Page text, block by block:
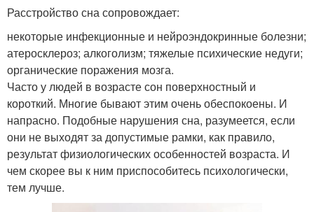
Расстройство сна сопровождает:
некоторые инфекционные и нейроэндокринные болезни;
атеросклероз; алкоголизм; тяжелые психические недуги;
органические поражения мозга.
Часто у людей в возрасте сон поверхностный и
короткий. Многие бывают этим очень обеспокоены. И
напрасно. Подобные нарушения сна, разумеется, если
они не выходят за допустимые рамки, как правило,
результат физиологических особенностей возраста. И
чем скорее вы к ним приспособитесь психологически,
тем лучше.